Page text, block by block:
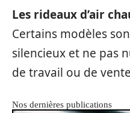
Les rideaux d’air
Certains modèles
silencieux et ne pas
de travail ou de
Nos dernières publications